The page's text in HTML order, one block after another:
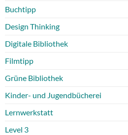
Buchtipp
Design Thinking
Digitale Bibliothek
Filmtipp
Grüne Bibliothek
Kinder- und Jugendbücherei
Lernwerkstatt
Level 3